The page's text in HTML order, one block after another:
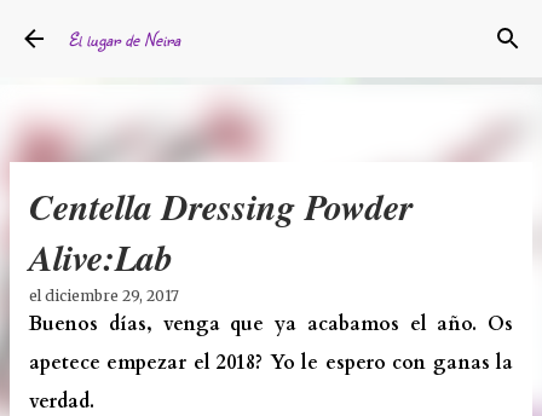
El lugar de Neira
Centella Dressing Powder
Alive:Lab
el diciembre 29, 2017
Buenos días, venga que ya acabamos el año. Os
apetece empezar el 2018? Yo le espero con ganas la
verdad.